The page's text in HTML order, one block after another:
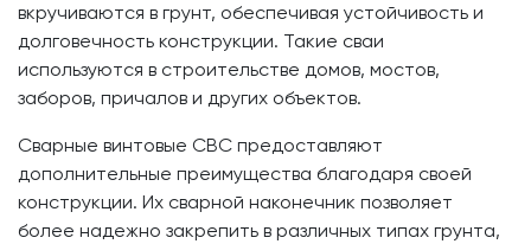
вкручиваются в грунт, обеспечивая устойчивость и
долговечность конструкции. Такие сваи
используются в строительстве домов, мостов,
заборов, причалов и других объектов.
Сварные винтовые СВС предоставляют
дополнительные преимущества благодаря своей
конструкции. Их сварной наконечник позволяет
более надежно закрепить в различных типах грунта,